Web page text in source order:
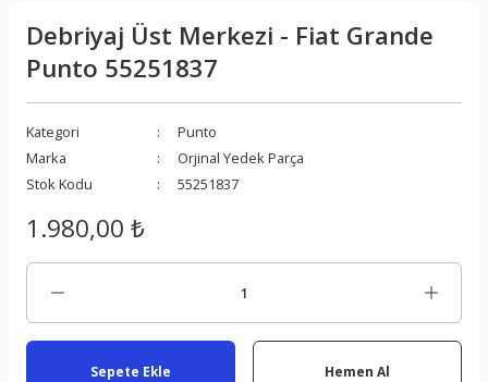
Debriyaj Üst Merkezi - Fiat Grande
Punto 55251837
Kategori
Punto
Marka
Orjinal Yedek Parça
Stok Kodu
55251837
1.980,00 ₺
Sepete Ekle Hemen Al